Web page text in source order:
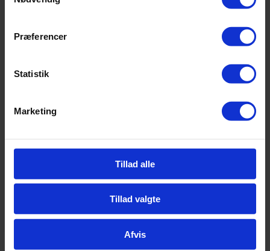
Præferencer
Statistik
Marketing
Tillad alle
Tillad valgte
Afvis